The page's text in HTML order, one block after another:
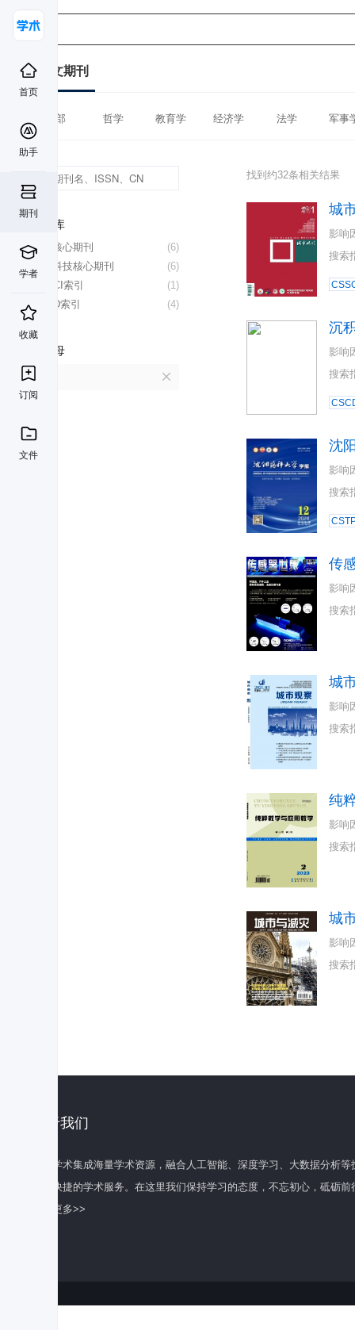
首页
助手
期刊
学者
收藏
订阅
文件
中文期刊
全部 哲学 教育学 经济学 法学 军事
数据库
(6)
北大核心期刊
(6)
中国科技核心期刊
(1)
CSSCI索引
(4)
CSCD索引
首字母
找到约32条相关结果
城
影响
搜索
沉
影响
搜索
沈
影响
搜索
传
影响
搜索
城
影响
搜索
纯
影响
搜索
城
影响
搜索
关于我们
百度学术集成海量学术资源，融合人工智能、深度学习、大数据分析
全面快捷的学术服务。在这里我们保持学习的态度，不忘初心，砥砺前
了解更多>>